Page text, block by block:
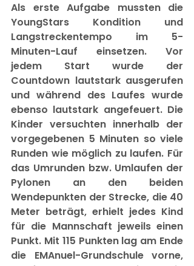
Als erste Aufgabe mussten die
YoungStars Kondition und
Langstreckentempo im 5-
Minuten-Lauf einsetzen. Vor
jedem Start wurde der
Countdown lautstark ausgerufen
und während des Laufes wurde
ebenso lautstark angefeuert. Die
Kinder versuchten innerhalb der
vorgegebenen 5 Minuten so viele
Runden wie möglich zu laufen. Für
das Umrunden bzw. Umlaufen der
Pylonen an den beiden
Wendepunkten der Strecke, die 40
Meter beträgt, erhielt jedes Kind
für die Mannschaft jeweils einen
Punkt. Mit 115 Punkten lag am Ende
die EMAnuel-Grundschule vorne,